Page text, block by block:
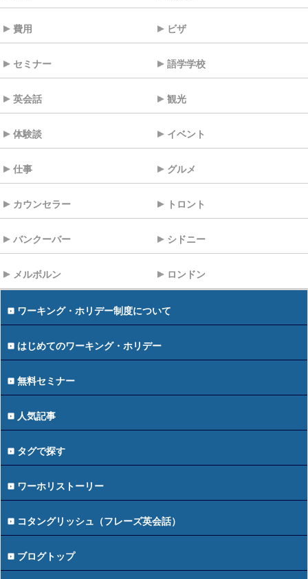
費用 ビザ
セミナー 語学学校
英会話 観光
体験談 イベント
仕事 グルメ
カウンセラー トロント
バンクーバー シドニー
メルボルン ロンドン
ワーキング・ホリデー制度について
はじめてのワーキング・ホリデー
無料セミナー
人気記事
タグで探す
ワーホリストーリー
コタングリッシュ（フレーズ英会話）
ブログトップ